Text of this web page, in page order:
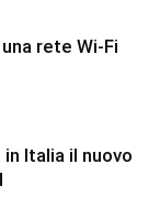
rete Wi-Fi
Italia il nuovo